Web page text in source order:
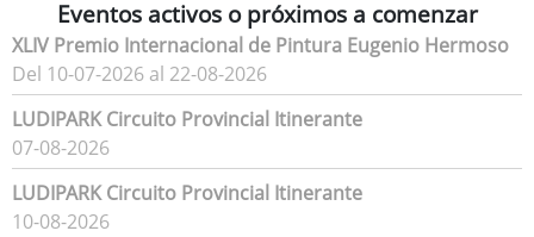
Eventos activos o próximos a comenzar
XLIV Premio Internacional de Pintura Eugenio Hermoso
Del 10-07-2026 al 22-08-2026
LUDIPARK Circuito Provincial Itinerante
07-08-2026
LUDIPARK Circuito Provincial Itinerante
10-08-2026